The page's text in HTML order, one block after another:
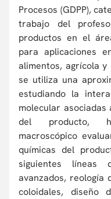
Procesos (GDPP),
trabajo del
productos en el
para aplicaciones
alimentos, agrícola
se utiliza una
estudiando la
molecular asociadas
del producto,
macroscópico
químicas del
siguientes líneas
avanzados, reología
coloidales, diseño